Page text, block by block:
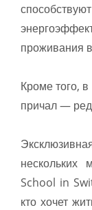
проживания
Кроме того,
причал —
School in
кто хочет